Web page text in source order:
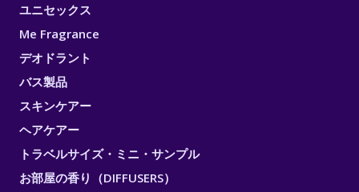
ユニセックス
Me Fragrance
デオドラント
バス製品
スキンケアー
ヘアケアー
トラベルサイズ・ミニ・サンプル
お部屋の香り（DIFFUSERS）